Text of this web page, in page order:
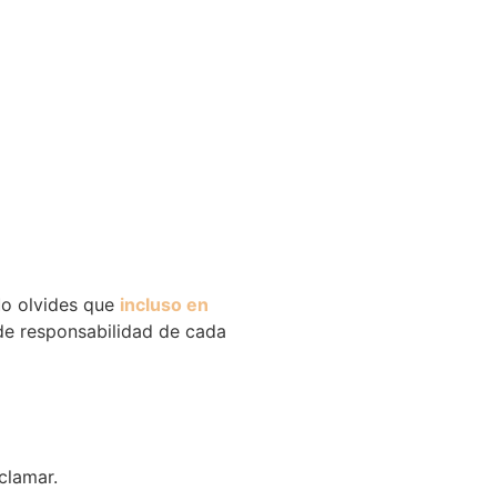
olvides que incluso en
responsabilidad de cada